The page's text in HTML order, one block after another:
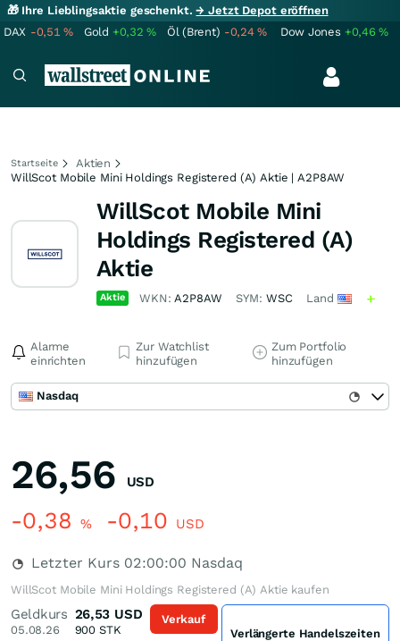
🎁 Ihre Lieblingsaktie geschenkt.→ Jetzt Depot eröffnen
DAX -0,51% Gold +0,32% Öl (Brent) -0,24% Dow Jones +0,46%
Startseite
Aktien
WillScot Mobile Mini Holdings Registered (A) Aktie | A2P8AW
WillScot Mobile Mini
Holdings Registered (A)
Aktie
Aktie WKN:A2P8AW SYM: WSC Land
Alarme
einrichten
Zur Watchlist
hinzufügen
Zum Portfolio
hinzufügen
Nasdaq
26,56 USD
-0,38 % -0,10 USD
Letzter Kurs 02:00:00 Nasdaq
WillScot Mobile Mini Holdings Registered (A) Aktie kaufen
Geldkurs
05.08.26
26,53 USD
900 STK
Verkauf
Verlängerte Handelszeiten